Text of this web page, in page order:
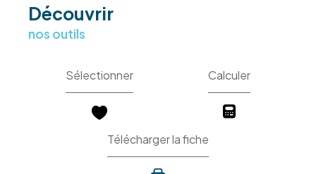
découvrir
nos outils
Sélectionner Calculer
Télécharger la fiche